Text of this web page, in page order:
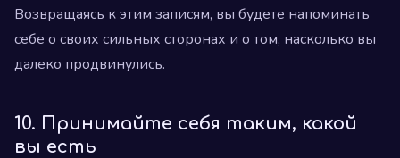
Возвращаясь к этим записям, вы будете напоминать
себе о своих сильных сторонах и о том, насколько вы
далеко продвинулись.
10. Принимайте себя таким, какой
вы есть